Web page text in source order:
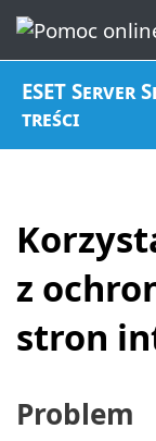
ESET Server
treści
z
stron
Problem